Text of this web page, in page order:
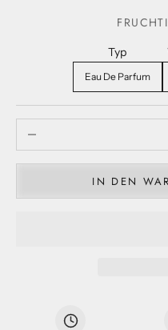
Typ
Eau De Parfum
IN DEN